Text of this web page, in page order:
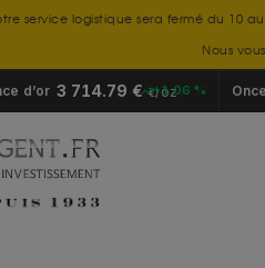
service logistique sera fermé du
Nous
d’or 3 714.79 €€/OZ
+1.06 %